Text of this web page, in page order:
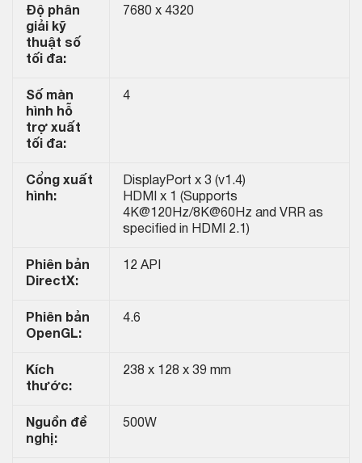
Độ phân
giải kỹ
thuật số
tối đa:
7680 x 4320
Số màn
hình hỗ
trợ xuất
tối đa:
4
Cổng xuất
hình:
DisplayPort x 3 (v1.4)
HDMI x 1 (Supports
4K@120Hz/8K@60Hz and VRR as
specified in HDMI 2.1)
Phiên bản
DirectX:
12 API
Phiên bản
OpenGL:
4.6
Kích
thước:
238 x 128 x 39 mm
Nguồn đề
nghị:
500W